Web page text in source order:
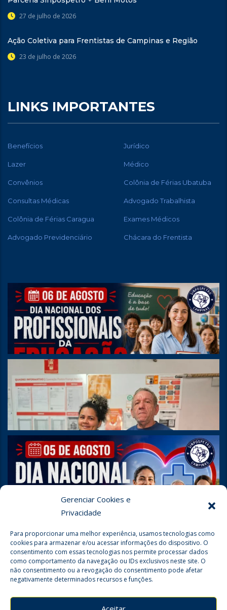
Gerenciar Cookies e
Privacidade
Para proporcionar uma melhor experiência, usamos tecnologias como
cookies para armazenar e/ou acessar informações do dispositivo. O
consentimento com essas tecnologias nos permite processar dados
como comportamento da navegação ou IDs exclusivos neste site. O
não consentimento ou a revogação do consentimento pode afetar
negativamente determinados recursos e funções.
27 de julho de 2026
Ação Coletiva para Frentistas de Campinas e Região
23 de julho de 2026
LINKS IMPORTANTES
Benefícios Jurídico
Lazer Médico
Convênios Colônia de Férias Ubatuba
Consultas Médicas Advogado Trabalhista
Colônia de Férias Caragua Exames Médicos
Advogado Previdenciário Chácara do Frentista
Seguir no Instagram